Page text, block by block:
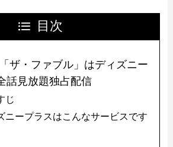
目次
ザ・ファブル」はディズニー
話見放題独占配信
じ
ニープラスはこんなサービスです